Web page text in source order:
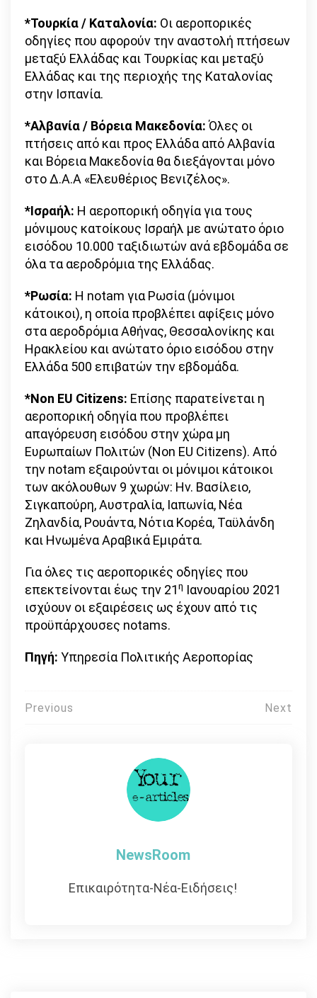
*Τουρκία / Καταλονία: Οι αεροπορικές
οδηγίες που αφορούν την αναστολή πτήσεων
μεταξύ Ελλάδας και Τουρκίας και μεταξύ
Ελλάδας και της περιοχής της Καταλονίας
στην Ισπανία.
*Αλβανία / Βόρεια Μακεδονία:Όλες οι
πτήσεις από και προς Ελλάδα από Αλβανία
και Βόρεια Μακεδονία θα διεξάγονται μόνο
στο Δ.Α.Α «Ελευθέριος Βενιζέλος».
*Ισραήλ: Η αεροπορική οδηγία για τους
μόνιμους κατοίκους Ισραήλ με ανώτατο όριο
εισόδου 10.000 ταξιδιωτών ανά εβδομάδα σε
όλα τα αεροδρόμια της Ελλάδας.
*Ρωσία: Η notam για Ρωσία (μόνιμοι
κάτοικοι), η οποία προβλέπει αφίξεις μόνο
στα αεροδρόμια Αθήνας, Θεσσαλονίκης και
Ηρακλείου και ανώτατο όριο εισόδου στην
Ελλάδα 500 επιβατών την εβδομάδα.
*Νon EU Citizens: Επίσης παρατείνεται η
αεροπορική οδηγία που προβλέπει
απαγόρευση εισόδου στην χώρα μη
Ευρωπαίων Πολιτών (Non EU Citizens). Από
την notam εξαιρούνται οι μόνιμοι κάτοικοι
των ακόλουθων 9 χωρών: Ην. Βασίλειο,
Σιγκαπούρη, Αυστραλία, Ιαπωνία, Νέα
Ζηλανδία, Ρουάντα, Νότια Κορέα, Ταϋλάνδη
και Ηνωμένα Αραβικά Εμιράτα.
Για όλες τις αεροπορικές οδηγίες που
επεκτείνονται έως την 21η Ιανουαρίου 2021
ισχύουν οι εξαιρέσεις ως έχουν από τις
προϋπάρχουσες notams.
Πηγή: Υπηρεσία Πολιτικής Αεροπορίας
Πλοήγηση
Previous Next
NewsRoom
Επικαιρότητα-Νέα-Ειδήσεις!